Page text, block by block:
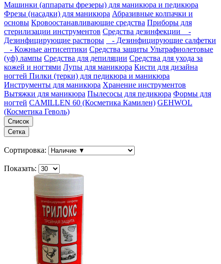
Машинки (аппараты фрезеры) для маникюра и педикюра
Фрезы (насадки) для маникюра Абразивные колпачки и
основы Кровоостанавливающие средства Приборы для
стерилизации инструментов Средства дезинфекции
-
Дезинфицирующие растворы
- Дезинфицирующие салфетки
- Кожные антисептики Средства защиты Ультрафиолетовые
(уф) лампы Средства для депиляции Средства для ухода за
кожей и ногтями Лупы для маникюра Кисти для дизайна
ногтей Пилки (терки) для педикюра и маникюра
Инструменты для маникюра Хранение инструментов
Вытяжки для маникюра Пылесосы для педикюра Формы для
ногтей CAMILLEN 60 (Косметика Камилен) GEHWOL
(Косметика Геволь)
Список
Сетка
Сортировка:
Показать: